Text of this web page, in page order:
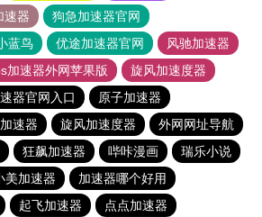
速器
狗急加速器官网
蓝鸟 优途加速器官网
风驰加速器
加速器外网苹果版
旋风加速度器
器官网入口
原子加速器
速器 旋风加速度器
外网网址导航
狂飙加速器 哔咔漫画
瑞乐小说
美加速器
加速器哪个好用
起飞加速器
点点加速器